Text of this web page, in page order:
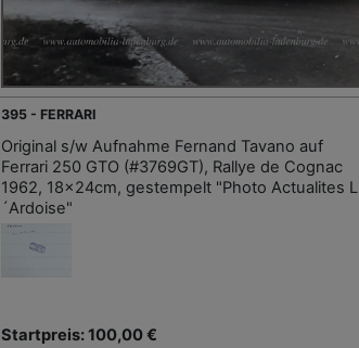
395 - FERRARI
Original s/w Aufnahme Fernand Tavano auf
Ferrari 250 GTO (#3769GT), Rallye de Cognac
1962, 18x24cm, gestempelt "Photo Actualites L
´Ardoise"
Startpreis: 100,00 €